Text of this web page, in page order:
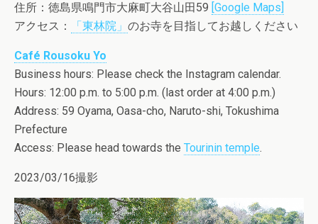
住所：徳島県鳴門市大麻町大谷山田59 [Google Maps]
アクセス：
「東林院」 のお寺を目指してお越しください
Café Rousoku Yo
Business hours: Please check the Instagram calendar.
Hours: 12:00 p.m. to 5:00 p.m. (last order at 4:00 p.m.)
Address: 59 Oyama, Oasa-cho, Naruto-shi, Tokushima
Prefecture
Access: Please head towards the Tourinin temple.
2023/03/16撮影